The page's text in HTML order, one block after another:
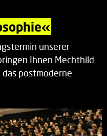
unserer
Ihnen Mechthild
das postmoderne